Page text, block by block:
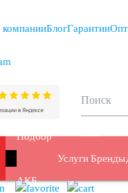
БлогГарантииОпт
Подбор
АКБ
УслугиБренды